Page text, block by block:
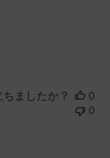
ましたか？
0
0